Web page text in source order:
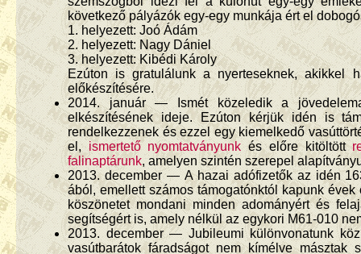
következő pályázók egy-egy munkája ért el
1. helyezett: Joó Ádám
2. helyezett: Nagy Dániel
3. helyezett: Kibédi Károly
Ezúton is gratulálunk a nyerteseknek, akikkel
előkészítésére.
2014. január — Ismét közeledik a
elkészítésének ideje. Ezúton kérjük idén is
rendelkezzenek és ezzel egy kiemelkedő
el,ismertető nyomtatványunkés előre kitöltött
falinaptárunk, amelyen szintén szerepel
2013. december — A hazai adófizetők az idén
ából, emellett számos támogatónktól kapunk
köszönetet mondani minden adományért és
segítségért is, amely nélkül az egykori M61-010
2013. december — Jubileumi különvonatunk
vasútbarátok fáradságot nem kímélve